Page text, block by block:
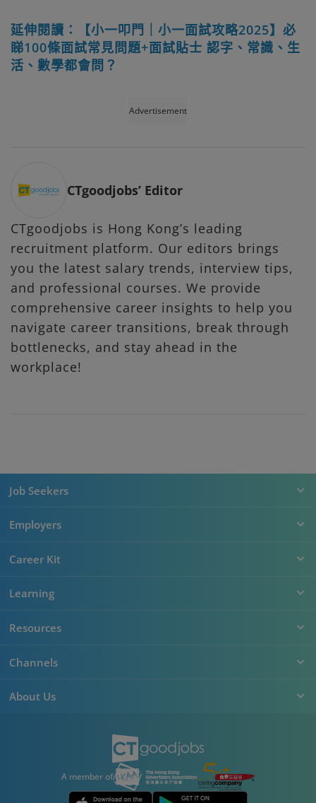
延伸閱讀：【小一叩門｜小一面試攻略2025】必
睇100條面試常見問題+面試貼士 認字、常識、生
活、數學都會問？
Advertisement
CTgoodjobs’ Editor
CTgoodjobs is Hong Kong’s leading
recruitment platform. Our editors brings
you the latest salary trends, interview tips,
and professional courses. We provide
comprehensive career insights to help you
navigate career transitions, break through
bottlenecks, and stay ahead in the
workplace!
Job Seekers
Employers
Career Kit
Learning
Resources
Channels
About Us
A member of